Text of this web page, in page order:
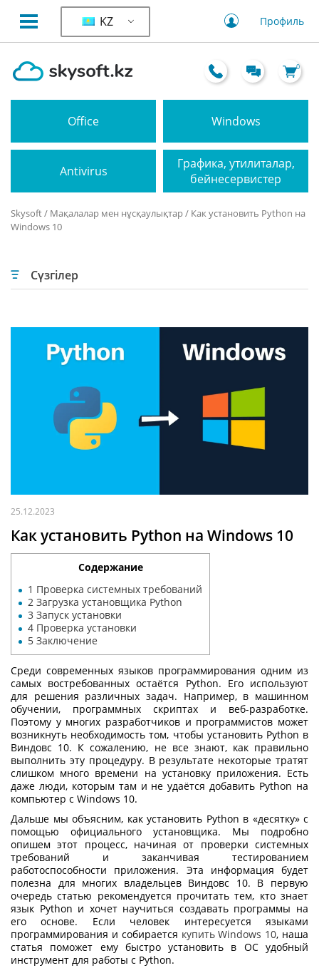
KZ Профиль
0
Office Windows
Antivirus
Графика, утилиталар,
бейнесервистер
Skysoft/ Мақалалар мен нұсқаулықтар/ Как установить Python на
Windows 10
Сүзгілер
25.12.2023
Как установить Python на Windows 10
Содержание
1 Проверка системных требований
2 Загрузка установщика Python
3 Запуск установки
4 Проверка установки
5 Заключение
Среди современных языков программирования одним из
самых востребованных остаётся Python. Его используют
для решения различных задач. Например, в машинном
обучении, программных скриптах и веб-разработке.
Поэтому у многих разработчиков и программистов может
возникнуть необходимость том, чтобы установить Python в
Виндовс 10. К сожалению, не все знают, как правильно
выполнить эту процедуру. В результате некоторые тратят
слишком много времени на установку приложения. Есть
даже люди, которым там и не удаётся добавить Python на
компьютер с Windows 10.
Дальше мы объясним, как установить Python в «десятку» с
помощью официального установщика. Мы подробно
опишем этот процесс, начиная от проверки системных
требований и заканчивая тестированием
работоспособности приложения. Эта информация будет
полезна для многих владельцев Виндовс 10. В первую
очередь статью рекомендуется прочитать тем, кто знает
язык Python и хочет научиться создавать программы на
его основе. Если человек интересуется языками
программирования и собирается купить Windows 10, наша
статья поможет ему быстро установить в ОС удобный
инструмент для работы с Python.